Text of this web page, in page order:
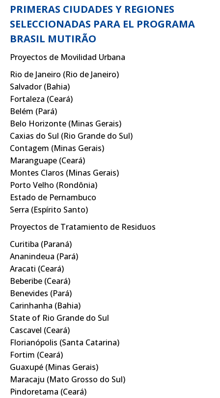
PRIMERAS CIUDADES Y REGIONES
SELECCIONADAS PARA EL PROGRAMA
BRASIL MUTIRÃO
Proyectos de Movilidad Urbana
Rio de Janeiro (Rio de Janeiro)
Salvador (Bahia)
Fortaleza (Ceará)
Belém (Pará)
Belo Horizonte (Minas Gerais)
Caxias do Sul (Rio Grande do Sul)
Contagem (Minas Gerais)
Maranguape (Ceará)
Montes Claros (Minas Gerais)
Porto Velho (Rondônia)
Estado de Pernambuco
Serra (Espírito Santo)
Proyectos de Tratamiento de Residuos
Curitiba (Paraná)
Ananindeua (Pará)
Aracati (Ceará)
Beberibe (Ceará)
Benevides (Pará)
Carinhanha (Bahia)
State of Rio Grande do Sul
Cascavel (Ceará)
Florianópolis (Santa Catarina)
Fortim (Ceará)
Guaxupé (Minas Gerais)
Maracaju (Mato Grosso do Sul)
Pindoretama (Ceará)